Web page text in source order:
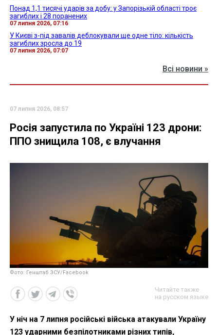
Понад 1,1 тисячі ударів за добу: у Запорізькій області троє
загиблих і 28 поранених
07 липня 2026, 07:16
У Києві з-під завалів деблокували ще одне тіло: кількість
загиблих зросла до 19
07 липня 2026, 07:07
Всі новини »
07 липня 2026, 08:57
Росія запустила по Україні 123 дрони:
ППО знищила 108, є влучання
Фото: Генштаб ЗСУ/Facebook
Читайте также
на русском языке
У ніч на 7 липня російські війська атакували Україну
123 ударними безпілотниками різних типів,